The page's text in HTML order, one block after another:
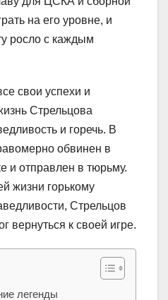
на его уровне, и
росло с каждым
свои успехи и
Стрельцова
и горечь. В
обвинен в
и отправлен в тюрьму.
жизни горькому
Стрельцов
вернуться к своей игре.
легенды